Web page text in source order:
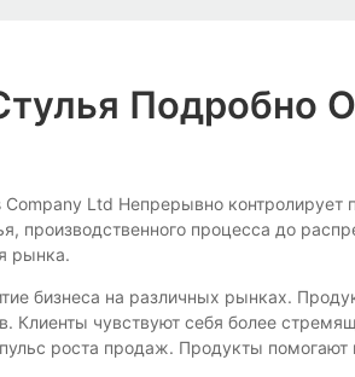
Подробно
Company Ltd Непрерывно
производственного процесса до
рынка.
бизнеса на различных рынках.
Клиенты чувствуют себя более
роста продаж. Продукты помогают